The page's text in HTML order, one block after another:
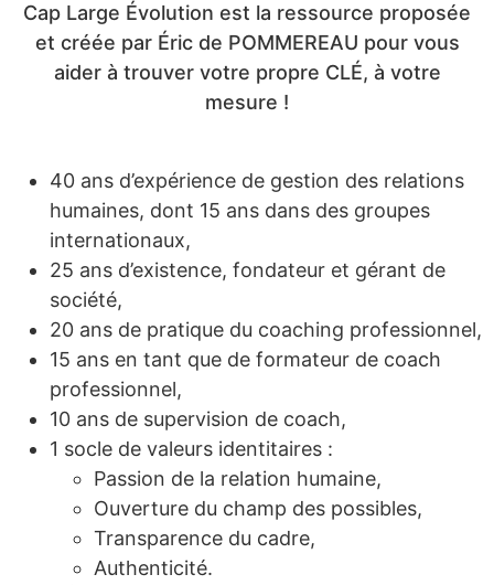
Cap Large Évolution est la ressource proposée
et créée par Éric de POMMEREAU pour vous
aider à trouver votre propre CLÉ, à votre
mesure !
40 ans d’expérience de gestion des relations
humaines, dont 15 ans dans des groupes
internationaux,
25 ans d’existence, fondateur et gérant de
société,
20 ans de pratique du coaching professionnel,
15 ans en tant que de formateur de coach
professionnel,
10 ans de supervision de coach,
1 socle de valeurs identitaires :
Passion de la relation humaine,
Ouverture du champ des possibles,
Transparence du cadre,
Authenticité.